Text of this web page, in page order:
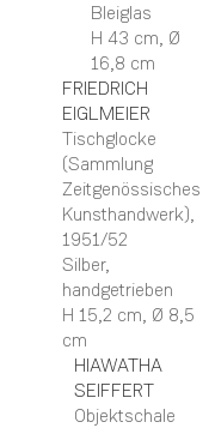
Bleiglas
H 43 cm, Ø
16,8 cm
FRIEDRICH
EIGLMEIER
Tischglocke
(Sammlung
Zeitgenössisches
Kunsthandwerk),
1951/52
Silber,
handgetrieben
H 15,2 cm, Ø 8,5
cm
HIAWATHA
SEIFFERT
Objektschale